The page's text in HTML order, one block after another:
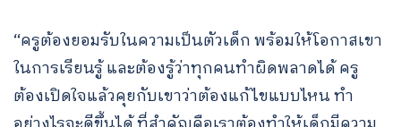
“ครูต้องยอมรับในความเป็นตัวเด็ก พร้อมให้โอกาสเขา
ในการเรียนรู้ และต้องรู้ว่าทุกคนทำผิดพลาดได้ ครู
ต้องเปิดใจแล้วคุยกับเขาว่าต้องแก้ไขแบบไหน ทำ